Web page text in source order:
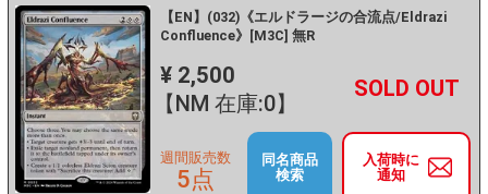
【EN】(032)《エルドラージの合流点/Eldrazi
Confluence》[M3C] 無R
¥ 2,500
【NM 在庫:0】
－ +
入荷時に
通知
週間販売数
5点
同名商品
検索